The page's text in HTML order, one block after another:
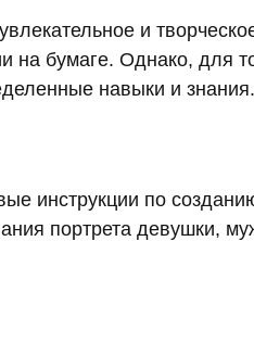
и
на бумаге. Однако, для
навыки и знания.
инструкции по
портрета девушки,